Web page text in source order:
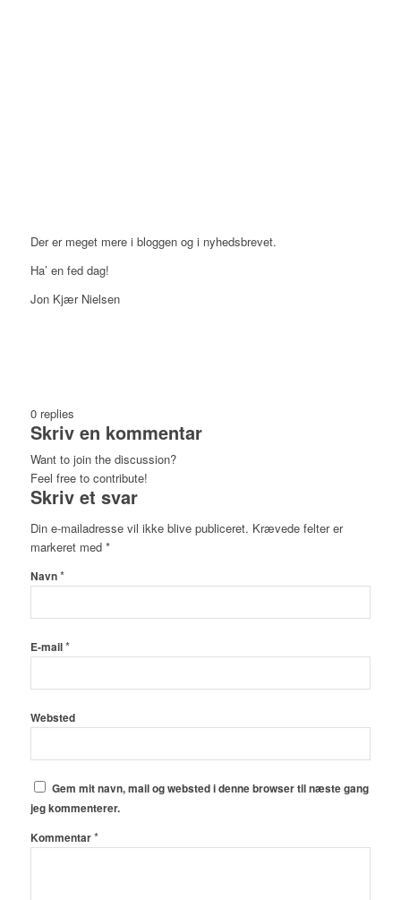
Der er meget mere i bloggen og i nyhedsbrevet.
Ha’ en fed dag!
Jon Kjær Nielsen
0 replies
Skriv en kommentar
Want to join the discussion?
Feel free to contribute!
Skriv et svar
Din e-mailadresse vil ikke blive publiceret. Krævede felter er
markeret med *
Navn*
E-mail*
Websted
Gem mit navn, mail og websted i denne browser til næste gang
jeg kommenterer.
Kommentar*